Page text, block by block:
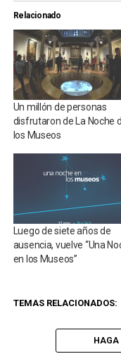
Relacionado
Un millón de personas
disfrutaron de La Noche
los Museos
Luego de siete años de
ausencia, vuelve “Una
en los Museos”
TEMAS RELACIONADOS: